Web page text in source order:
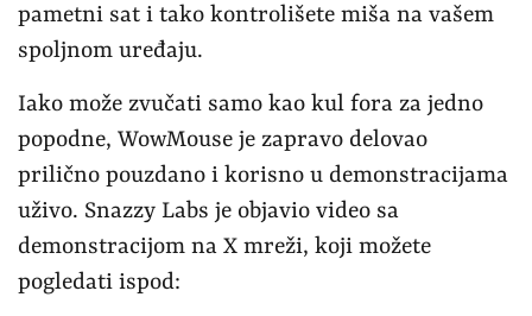
pametni sat i tako kontrolišete miša na vašem
spoljnom uređaju.
Iako može zvučati samo kao kul fora za jedno
popodne, WowMouse je zapravo delovao
prilično pouzdano i korisno u demonstracijama
uživo. Snazzy Labs je objavio video sa
demonstracijom na X mreži, koji možete
pogledati ispod: